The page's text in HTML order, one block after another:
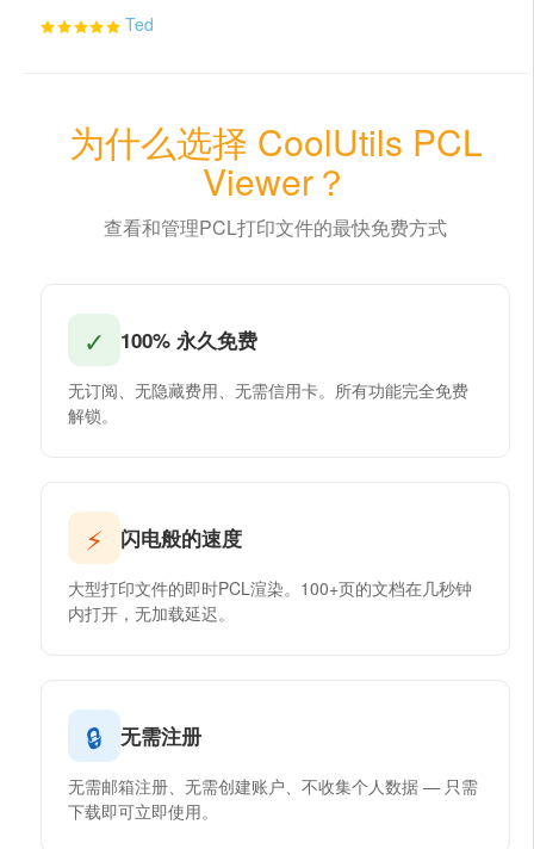
Ted
为什么选择 CoolUtils PCL
Viewer？
查看和管理PCL打印文件的最快免费方式
✓ 100% 永久免费
无订阅、无隐藏费用、无需信用卡。所有功能完全免费
解锁。
⚡ 闪电般的速度
大型打印文件的即时PCL渲染。100+页的文档在几秒钟
内打开，无加载延迟。
🔒 无需注册
无需邮箱注册、无需创建账户、不收集个人数据 — 只需
下载即可立即使用。